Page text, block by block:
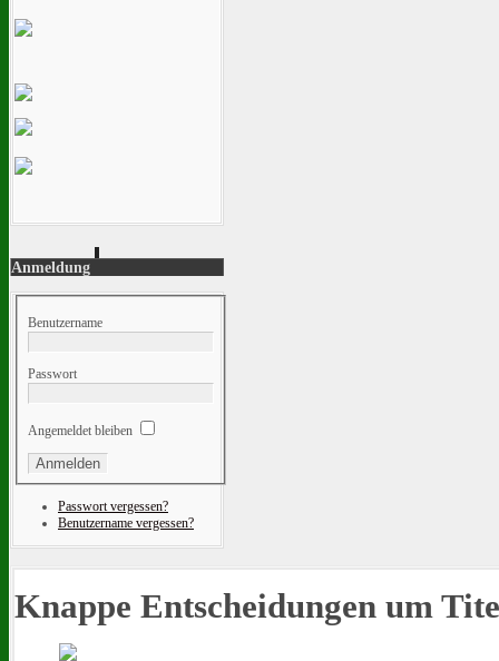
Anmeldung
Benutzername
Passwort
Angemeldet bleiben
Passwort vergessen?
Benutzername vergessen?
Knappe Entscheidungen um